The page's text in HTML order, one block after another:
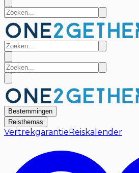
Bestemmingen
Reisthemas
Vertrekgarantie Reiskalender